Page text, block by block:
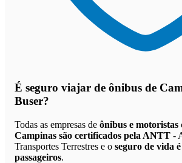
É seguro viajar de ônibus de
Buser?
Todas as empresas de ônibus e motoristas
Campinas são certificados pela ANTT -
Transportes Terrestres e o seguro de vida
passageiros.